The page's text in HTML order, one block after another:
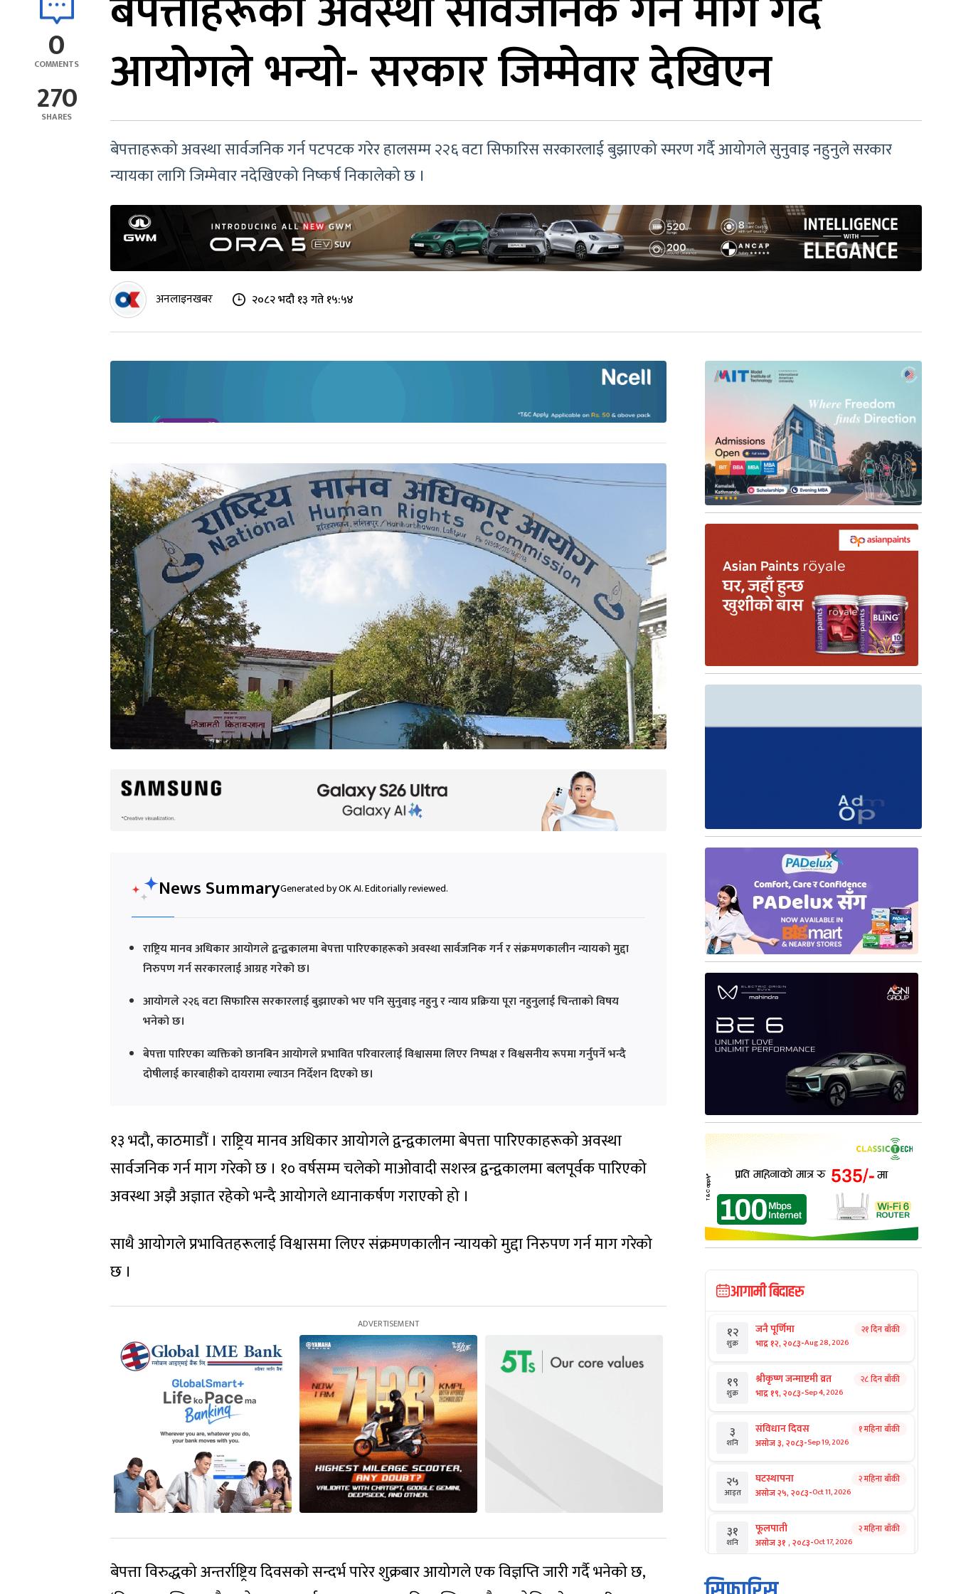
0
COMMENTS
270
SHARES
आयोगले भन्यो- सरकार जिम्मेवार देखिएन
बेपत्ताहरूको अवस्था सार्वजनिक गर्न पटपटक गरेर हालसम्म २२६ वटा सिफारिस सरकारलाई बुझाएको स्मरण गर्दै आयोगले सुनुवाइ नहुनुले सरकार
न्यायका लागि जिम्मेवार नदेखिएको निष्कर्ष निकालेको छ ।
अनलाइनखबर २०८२ भदौ १३ गते १५:५४
News SummaryGenerated by OK AI. Editorially reviewed.
राष्ट्रिय मानव अधिकार आयोगले द्वन्द्वकालमा बेपत्ता पारिएकाहरूको अवस्था सार्वजनिक गर्न र संक्रमणकालीन न्यायको मुद्दा
निरुपण गर्न सरकारलाई आग्रह गरेको छ।
आयोगले २२६ वटा सिफारिस सरकारलाई बुझाएको भए पनि सुनुवाइ नहुनु र न्याय प्रक्रिया पूरा नहुनुलाई चिन्ताको विषय
भनेको छ।
बेपत्ता पारिएका व्यक्तिको छानबिन आयोगले प्रभावित परिवारलाई विश्वासमा लिएर निष्पक्ष र विश्वसनीय रूपमा गर्नुपर्ने भन्दै
दोषीलाई कारबाहीको दायरामा ल्याउन निर्देशन दिएको छ।
१३ भदौ, काठमाडौं । राष्ट्रिय मानव अधिकार आयोगले द्वन्द्वकालमा बेपत्ता पारिएकाहरूको अवस्था
सार्वजनिक गर्न माग गरेको छ । १० वर्षसम्म चलेको माओवादी सशस्त्र द्वन्द्वकालमा बलपूर्वक पारिएको
अवस्था अझै अज्ञात रहेको भन्दै आयोगले ध्यानाकर्षण गराएको हो ।
साथै आयोगले प्रभावितहरूलाई विश्वासमा लिएर संक्रमणकालीन न्यायको मुद्दा निरुपण गर्न माग गरेको
छ ।
बेपत्ता विरुद्धको अन्तर्राष्ट्रिय दिवसको सन्दर्भ पारेर शुक्रबार आयोगले एक विज्ञप्ति जारी गर्दै भनेको छ,
आगामी बिदाहरु
१२
शुक्र
जनै पूर्णिमा
भाद्र १२, २०८३-Aug 28, 2026
२१ दिन बाँकी
१९
शुक्र
श्रीकृष्ण जन्माष्टमी व्रत
भाद्र १९, २०८३-Sep 4, 2026
२८ दिन बाँकी
३
शनि
संविधान दिवस
असोज ३, २०८३-Sep 19, 2026
१ महिना बाँकी
२५
आइत
घटस्थापना
असोज २५, २०८३-Oct 11, 2026
२ महिना बाँकी
३१
शनि
फूलपाती
असोज ३१ , २०८३-Oct 17, 2026
२ महिना बाँकी
१ कार्तिक सङ्क्रान्ति